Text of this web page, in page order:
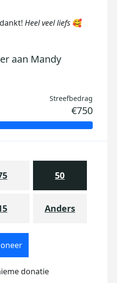
Heel veel liefs🥰
aan Mandy
Streefbedrag
€750
50
Anders
donatie